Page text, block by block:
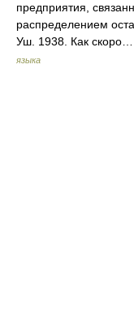
предприятия,
распределением
Уш. 1938. Как
языка